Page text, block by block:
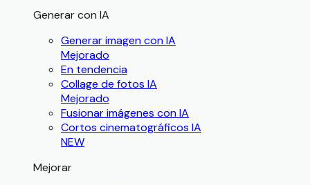
Generar con IA
Generar imagen con IA
Mejorado
En tendencia
Collage de fotos IA
Mejorado
Fusionar imágenes con IA
Cortos cinematográficos IA
NEW
Mejorar